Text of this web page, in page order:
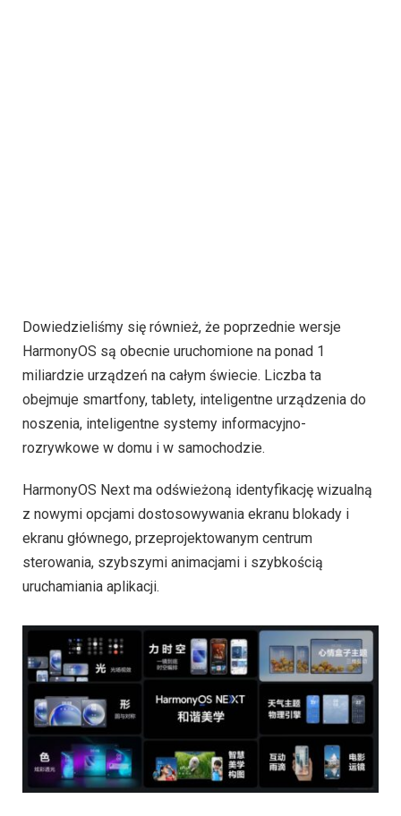
Dowiedzieliśmy się również, że poprzednie wersje
HarmonyOS są obecnie uruchomione na ponad 1
miliardzie urządzeń na całym świecie. Liczba ta
obejmuje smartfony, tablety, inteligentne urządzenia do
noszenia, inteligentne systemy informacyjno-
rozrywkowe w domu i w samochodzie.
HarmonyOS Next ma odświeżoną identyfikację wizualną
z nowymi opcjami dostosowywania ekranu blokady i
ekranu głównego, przeprojektowanym centrum
sterowania, szybszymi animacjami i szybkością
uruchamiania aplikacji.